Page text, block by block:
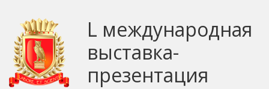
L международная
выставка-
презентация